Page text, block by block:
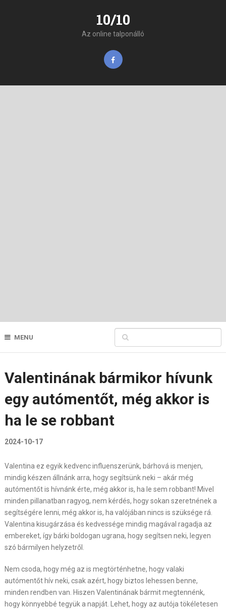
10/10
Az online talponálló
MENU
Valentinának bármikor hívunk
egy autómentőt, még akkor is
ha le se robbant
2024-10-17
Valentina ez egyik kedvenc influenszerünk, bárhová is menjen,
mindig készen állnánk arra, hogy segítsünk neki – akár még
autómentőt is hívnánk érte, még akkor is, ha le sem robbant! Mivel
minden pillanatban ragyog, nem kérdés, hogy sokan szeretnének a
segítségére lenni, még akkor is, ha valójában nincs is szüksége rá.
Valentina kisugárzása és kedvessége mindig magával ragadja az
embereket, így bárki boldogan ugrana, hogy segítsen neki, legyen
szó bármilyen helyzetről.
Nem csoda, hogy még az is megtörténhetne, hogy valaki
autómentőt hív neki, csak azért, hogy biztos lehessen benne,
minden rendben van. Hiszen Valentinának bármit megtennénk,
hogy könnyebbé tegyük a napját. Lehet, hogy az autója tökéletesen